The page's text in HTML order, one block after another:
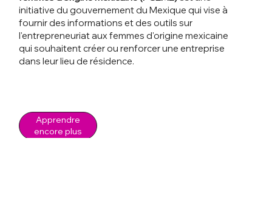
initiative du gouvernement du Mexique qui vise à
fournir des informations et des outils sur
l'entrepreneuriat aux femmes d'origine mexicaine
qui souhaitent créer ou renforcer une entreprise
dans leur lieu de résidence.
Apprendre
encore plus